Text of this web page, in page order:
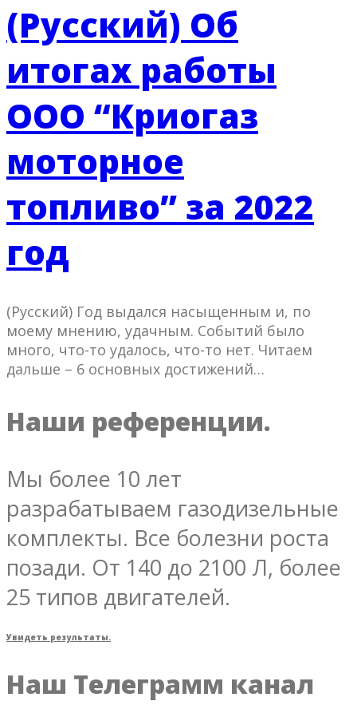
(Русский) Об
итогах работы
ООО “Криогаз
моторное
топливо” за 2022
год
(Русский) Год выдался насыщенным и, по
моему мнению, удачным. Событий было
много, что-то удалось, что-то нет. Читаем
дальше – 6 основных достижений…
Наши референции.
Мы более 10 лет
разрабатываем газодизельные
комплекты. Все болезни роста
позади. От 140 до 2100 Л, более
25 типов двигателей.
Увидеть результаты.
Наш Телеграмм канал